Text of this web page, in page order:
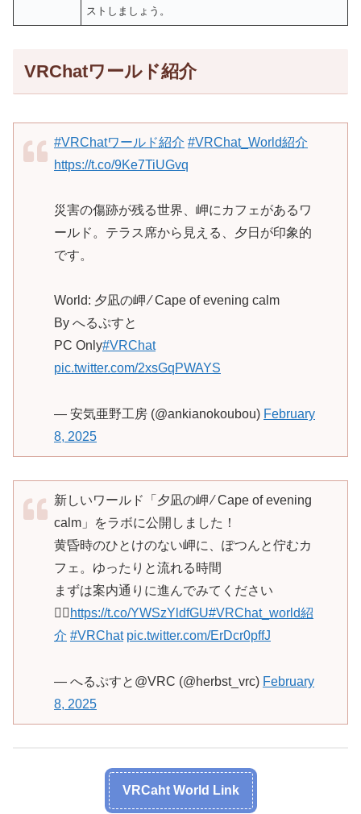
ストしましょう。
VRChatワールド紹介
#VRChatワールド紹介 #VRChat_World紹介
https://t.co/9Ke7TiUGvq
災害の傷跡が残る世界、岬にカフェがあるワ
ールド。テラス席から見える、夕日が印象的
です。
World: 夕凪の岬 ⁄ Cape of evening calm
By へるぷすと
PC Only#VRChat
pic.twitter.com/2xsGqPWAYS
— 安気亜野工房 (@ankianokoubou) February
8, 2025
新しいワールド「夕凪の岬 ⁄ Cape of evening
calm」をラボに公開しました！
黄昏時のひとけのない岬に、ぽつんと佇むカ
フェ。ゆったりと流れる時間
まずは案内通りに進んでみてください
🚶‍♀️ https://t.co/YWSzYldfGU#VRChat_world紹
介 #VRChat pic.twitter.com/ErDcr0pffJ
— へるぷすと@VRC (@herbst_vrc) February
8, 2025
VRCaht World Link